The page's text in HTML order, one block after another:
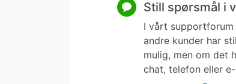
Still spørsmål i
I vårt supportforum
andre kunder har
mulig, men om det
chat, telefon eller